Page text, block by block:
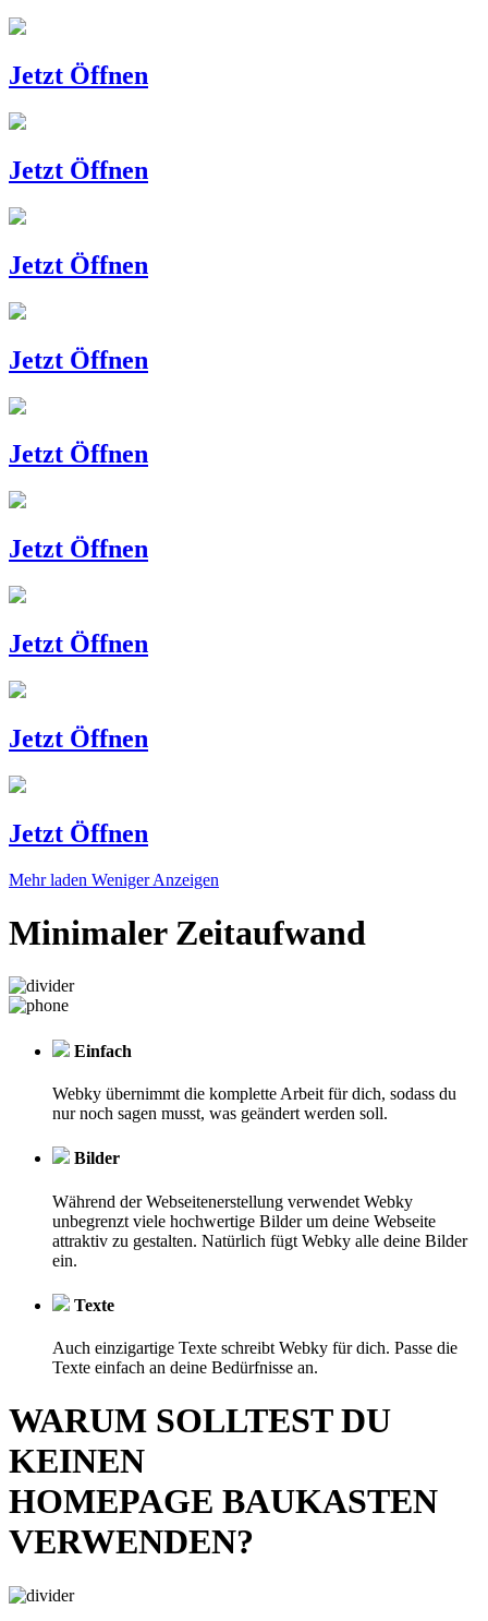
Jetzt Öffnen
Jetzt Öffnen
Jetzt Öffnen
Jetzt Öffnen
Jetzt Öffnen
Jetzt Öffnen
Jetzt Öffnen
Jetzt Öffnen
Jetzt Öffnen
Mehr laden Weniger Anzeigen
Minimaler Zeitaufwand
Einfach
Webky übernimmt die komplette Arbeit für dich, sodass du
nur noch sagen musst, was geändert werden soll.
Bilder
Während der Webseitenerstellung verwendet Webky
unbegrenzt viele hochwertige Bilder um deine Webseite
attraktiv zu gestalten. Natürlich fügt Webky alle deine Bilder
ein.
Texte
Auch einzigartige Texte schreibt Webky für dich. Passe die
Texte einfach an deine Bedürfnisse an.
WARUM SOLLTEST DU
KEINEN
HOMEPAGE BAUKASTEN
VERWENDEN?